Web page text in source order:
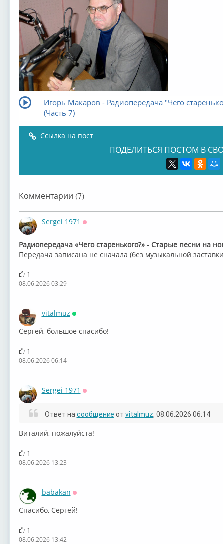
Игорь Макаров - Радиопередача "Чего
(Часть 7)
Ссылка на пост
ПОДЕЛИТЬСЯ ПОСТОМ В
Комментарии (7)
Sergei 1971
⁣Радиопередача «Чего старенького?» - Старые песни на
Передача записана не сначала (без музыкальной
1
08.06.2026 03:29
vitalmuz
Сергей, большое спасибо!
1
08.06.2026 06:14
Sergei 1971
Ответ на сообщение от vitalmuz, 08.06.2026 06:14
Виталий, пожалуйста!
1
08.06.2026 13:23
babakan
⁣Спасибо, Сергей!
1
08.06.2026 13:42